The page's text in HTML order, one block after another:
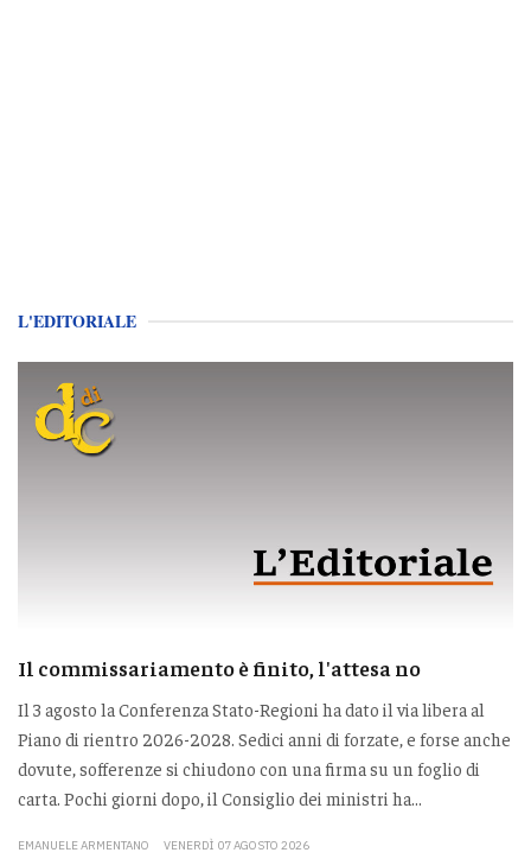
L'EDITORIALE
Il commissariamento è finito, l'attesa no
Il 3 agosto la Conferenza Stato-Regioni ha dato il via libera al
Piano di rientro 2026-2028. Sedici anni di forzate, e forse anche
dovute, sofferenze si chiudono con una firma su un foglio di
carta. Pochi giorni dopo, il Consiglio dei ministri ha...
EMANUELE ARMENTANO VENERDÌ 07 AGOSTO 2026